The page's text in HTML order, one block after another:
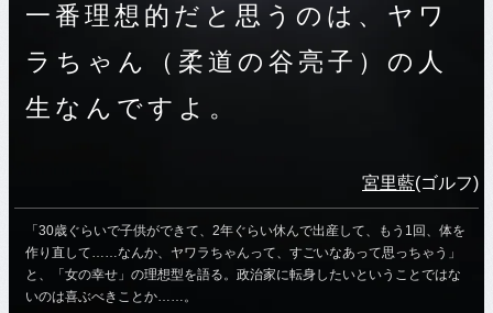
一番理想的だと思うのは、ヤワ
ラちゃん（柔道の谷亮子）の人
生なんですよ。
宮里藍(ゴルフ)
「30歳ぐらいで子供ができて、2年ぐらい休んで出産して、もう1回、体を
作り直して……なんか、ヤワラちゃんって、すごいなあって思っちゃう」
と、「女の幸せ」の理想型を語る。政治家に転身したいということではな
いのは喜ぶべきことか……。